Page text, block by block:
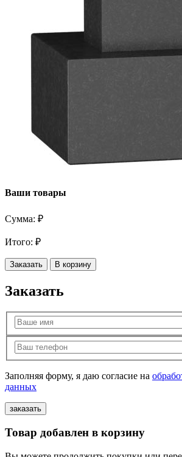
Ваши товары
Сумма: ₽
Итого: ₽
Заказать В корзину
Заказать
Заполняя форму, я даю согласие на
данных
Товар добавлен в корзину